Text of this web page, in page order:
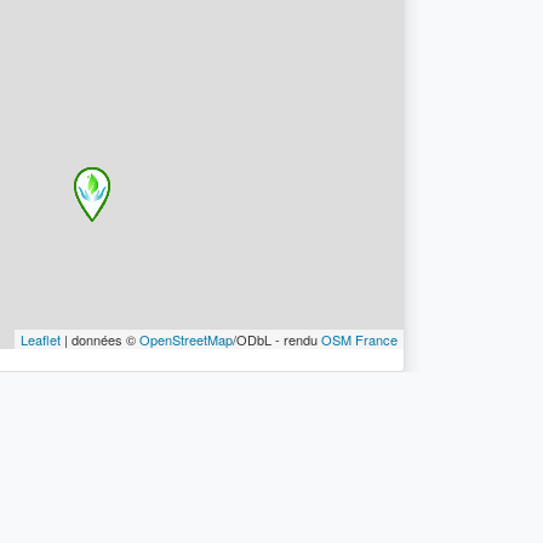
Leaflet | données ©OpenStreetMap/ODbL - renduOSM France